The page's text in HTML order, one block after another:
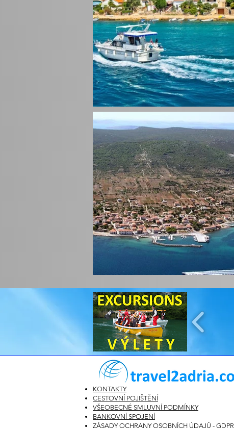
KONTAKTY
CESTOVNÍ POJIŠTĚNÍ
VŠEOBECNÉ SMLUVNÍ PODMÍNKY
BANKOVNÍ SPOJENÍ
ZÁSADY OCHRANY OSOBNÍCH ÚDAJŮ - GDPR